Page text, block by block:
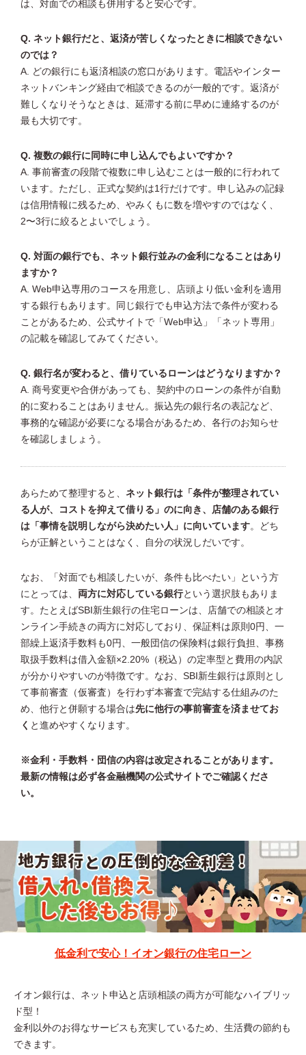
は、対面での相談も併用すると安心です。
Q. ネット銀行だと、返済が苦しくなったときに相談できない
のでは？
A. どの銀行にも返済相談の窓口があります。電話やインター
ネットバンキング経由で相談できるのが一般的です。返済が
難しくなりそうなときは、延滞する前に早めに連絡するのが
最も大切です。
Q. 複数の銀行に同時に申し込んでもよいですか？
A. 事前審査の段階で複数に申し込むことは一般的に行われて
います。ただし、正式な契約は1行だけです。申し込みの記録
は信用情報に残るため、やみくもに数を増やすのではなく、
2〜3行に絞るとよいでしょう。
Q. 対面の銀行でも、ネット銀行並みの金利になることはあり
ますか？
A. Web申込専用のコースを用意し、店頭より低い金利を適用
する銀行もあります。同じ銀行でも申込方法で条件が変わる
ことがあるため、公式サイトで「Web申込」「ネット専用」
の記載を確認してみてください。
Q. 銀行名が変わると、借りているローンはどうなりますか？
A. 商号変更や合併があっても、契約中のローンの条件が自動
的に変わることはありません。振込先の銀行名の表記など、
事務的な確認が必要になる場合があるため、各行のお知らせ
を確認しましょう。
あらためて整理すると、 ネット銀行は「条件が整理されてい
る人が、コストを抑えて借りる」のに向き、店舗のある銀行
は「事情を説明しながら決めたい人」に向いています。どち
らが正解ということはなく、自分の状況しだいです。
なお、「対面でも相談したいが、条件も比べたい」という方
にとっては、 両方に対応している銀行という選択肢もありま
す。たとえばSBI新生銀行の住宅ローンは、店舗での相談とオ
ンライン手続きの両方に対応しており、保証料は原則0円、一
部繰上返済手数料も0円、一般団信の保険料は銀行負担、事務
取扱手数料は借入金額×2.20%（税込）の定率型と費用の内訳
が分かりやすいのが特徴です。なお、SBI新生銀行は原則とし
て事前審査（仮審査）を行わず本審査で完結する仕組みのた
め、他行と併願する場合は先に他行の事前審査を済ませてお
く と進めやすくなります。
※金利・手数料・団信の内容は改定されることがあります。
最新の情報は必ず各金融機関の公式サイトでご確認くださ
い。
低金利で安心！イオン銀行の住宅ローン
イオン銀行は、ネット申込と店頭相談の両方が可能なハイブリッ
ド型！
金利以外のお得なサービスも充実しているため、生活費の節約も
できます。